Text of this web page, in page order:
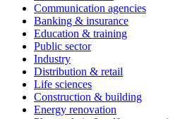
Communication agencies
Banking & insurance
Education & training
Public sector
Industry
Distribution & retail
Life sciences
Construction & building
Energy renovation